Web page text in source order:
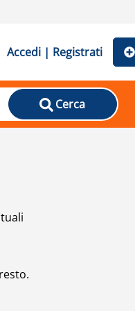
Accedi | Registrati
Cerca